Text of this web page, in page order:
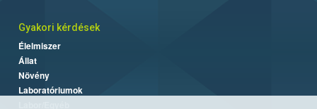
Gyakori kérdések
Élelmiszer
Állat
Növény
Laboratóriumok